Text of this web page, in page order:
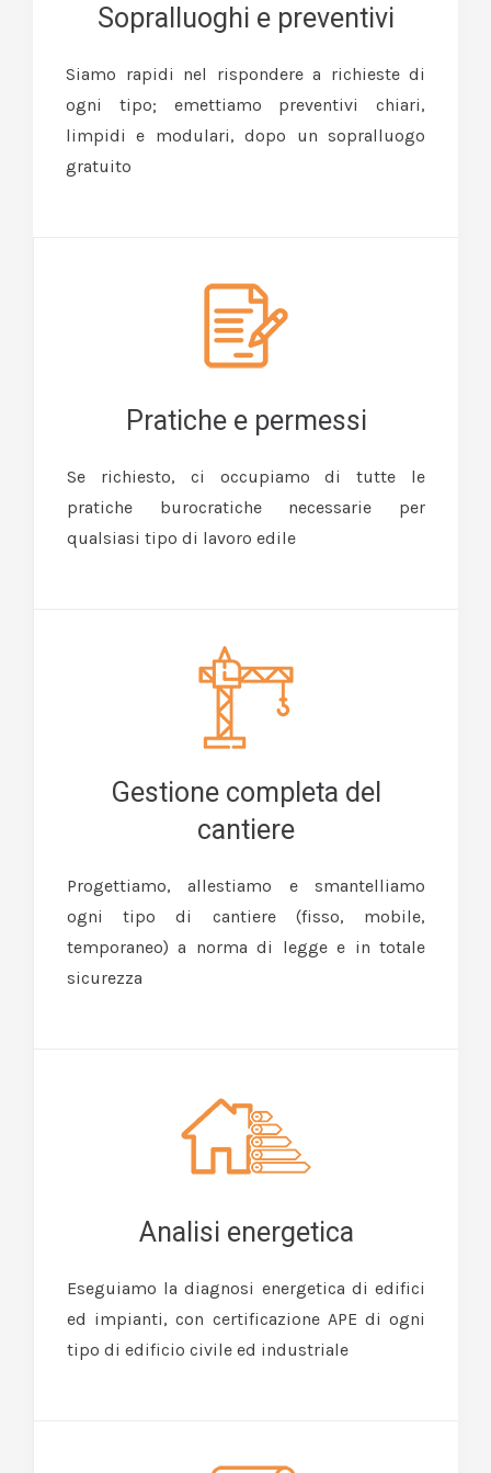
Sopralluoghi e preventivi
Siamo rapidi nel rispondere a richieste di
ogni tipo; emettiamo preventivi chiari,
limpidi e modulari, dopo un sopralluogo
gratuito
Pratiche e permessi
Se richiesto, ci occupiamo di tutte le
pratiche burocratiche necessarie per
qualsiasi tipo di lavoro edile
Gestione completa del
cantiere
Progettiamo, allestiamo e smantelliamo
ogni tipo di cantiere (fisso, mobile,
temporaneo) a norma di legge e in totale
sicurezza
Analisi energetica
Eseguiamo la diagnosi energetica di edifici
ed impianti, con certificazione APE di ogni
tipo di edificio civile ed industriale